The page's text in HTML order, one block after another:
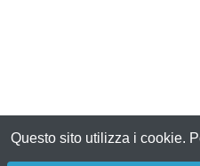
Questo sito utilizza i cookie.